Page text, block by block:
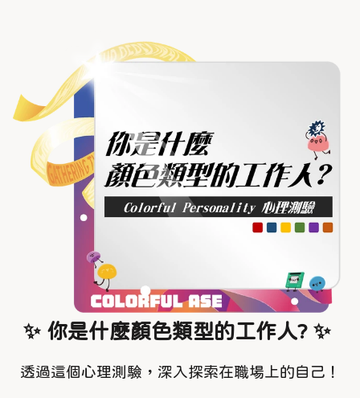
✨ 你是什麼顏色類型的工作人? ✨
透過這個心理測驗，深入探索在職場上的自己！